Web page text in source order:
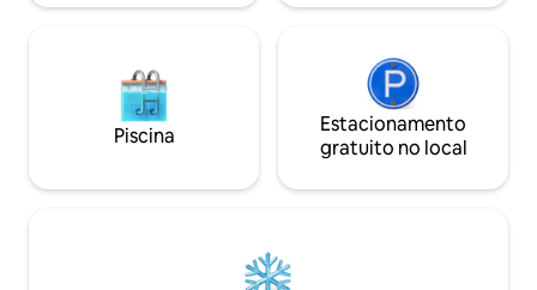
Piscina
Estacionamento
gratuito no local